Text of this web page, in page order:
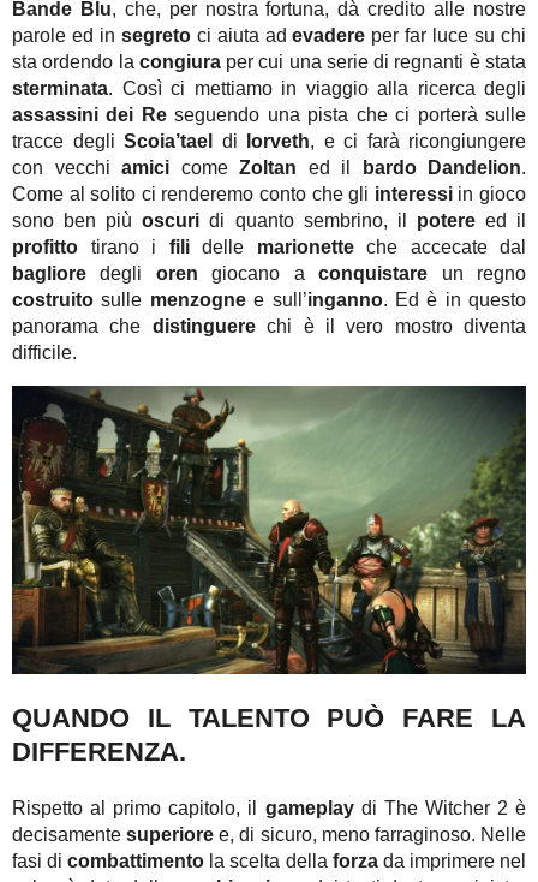
Bande Blu, che, per nostra fortuna, dà credito alle nostre
parole ed in segretoci aiuta adevadere per far luce su chi
sta ordendo la congiuraper cui una serie di regnanti è stata
sterminata. Così ci mettiamo in viaggio alla ricerca degli
assassini dei Reseguendo una pista che ci porterà sulle
tracce degli Scoia’tael di Iorveth, e ci farà ricongiungere
con vecchi amici come Zoltan ed il bardo Dandelion.
Come al solito ci renderemo conto che gli interessiin gioco
sono ben piùoscuri di quanto sembrino, il potereed il
profitto tirano i filidelle marionetteche accecate dal
bagliore degli oren giocano aconquistare un regno
costruito sulle menzognee sull’inganno. Ed è in questo
panorama che distinguerechi è il vero mostro diventa
difficile.
QUANDO IL TALENTO PUÒ FARE LA
DIFFERENZA.
Rispetto al primo capitolo, il gameplaydi The Witcher 2 è
decisamentesuperiore e, di sicuro, meno farraginoso. Nelle
fasi dicombattimento la scelta della forzada imprimere nel